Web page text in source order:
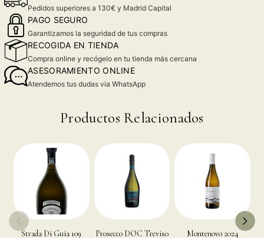
Pedidos superiores a 130€ y Madrid Capital
PAGO SEGURO
Garantizamos la seguridad de tus compras
RECOGIDA EN TIENDA
Compra online y recógelo en tu tienda más cercana
ASESORAMIENTO ONLINE
Atendemos tus dudas via WhatsApp
Productos Relacionados
Strada Di Guia 109
Prosecco DOC Treviso
Montenovo 2024